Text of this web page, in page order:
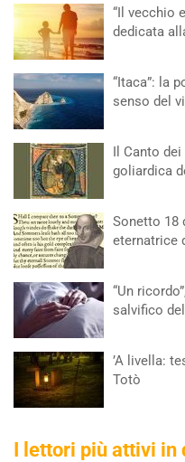
“Il vecchio
dedicata
“Itaca”: la
senso del
Il Canto
goliardica
Sonetto 18
eternatrice
“Un
salvifico
’A livella:
Totò
I lettori più attivi in